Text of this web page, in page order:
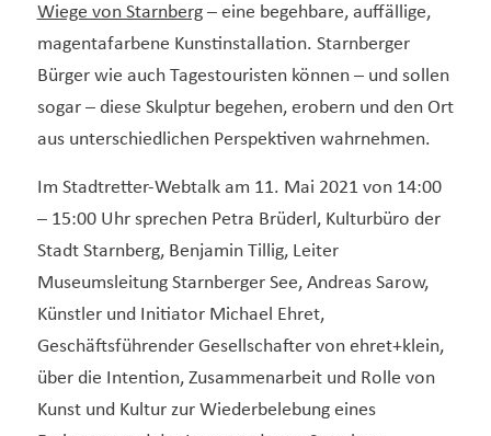
Wiege von Starnberg– eine begehbare, auffällige,
magentafarbene Kunstinstallation. Starnberger
Bürger wie auch Tagestouristen können – und sollen
sogar – diese Skulptur begehen, erobern und den Ort
aus unterschiedlichen Perspektiven wahrnehmen.
Im Stadtretter-Webtalk am 11. Mai 2021 von 14:00
– 15:00 Uhr sprechen Petra Brüderl, Kulturbüro der
Stadt Starnberg, Benjamin Tillig, Leiter
Museumsleitung Starnberger See, Andreas Sarow,
Künstler und Initiator Michael Ehret,
Geschäftsführender Gesellschafter von ehret+klein,
über die Intention, Zusammenarbeit und Rolle von
Kunst und Kultur zur Wiederbelebung eines